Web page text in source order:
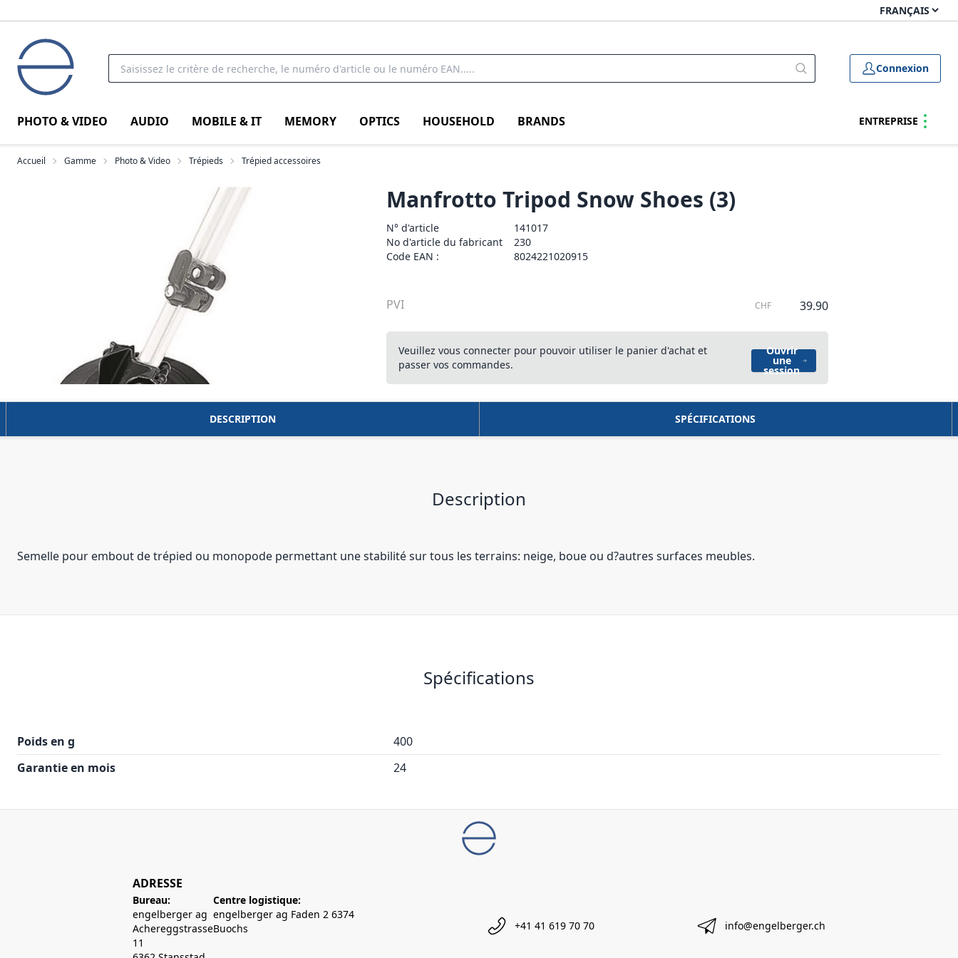
Connexion
PHOTO & VIDEO AUDIO MOBILE & IT MEMORY OPTICS HOUSEHOLD BRANDS ENTREPRISE
Accueil Gamme Photo & Video Trépieds Trépied accessoires
Manfrotto Tripod Snow Shoes (3)
N° d'article
141017
No d'article du fabricant
230
Code EAN :
8024221020915
PVI CHF 39.90
Veuillez vous connecter pour pouvoir utiliser le panier d'achat et
passer vos commandes.
Ouvrir
une
session
DESCRIPTION SPÉCIFICATIONS
Description
Semelle pour embout de trépied ou monopode permettant une stabilité sur tous les terrains: neige, boue ou d?autres surfaces meubles.
Spécifications
Poids en g
400
Garantie en mois
24
ADRESSE
Bureau:
engelberger ag
Achereggstrasse
11
Centre logistique:
engelberger ag Faden 2 6374
Buochs
+41 41 619 70 70 info@engelberger.ch